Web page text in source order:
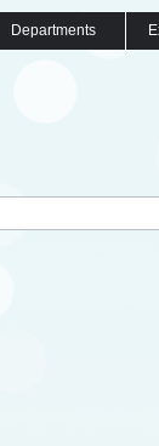
Departments